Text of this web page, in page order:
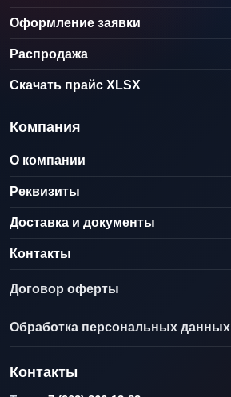
Оформление заявки
Распродажа
Скачать прайс XLSX
Компания
О компании
Реквизиты
Доставка и документы
Контакты
Договор оферты
Обработка персональных данных
Контакты